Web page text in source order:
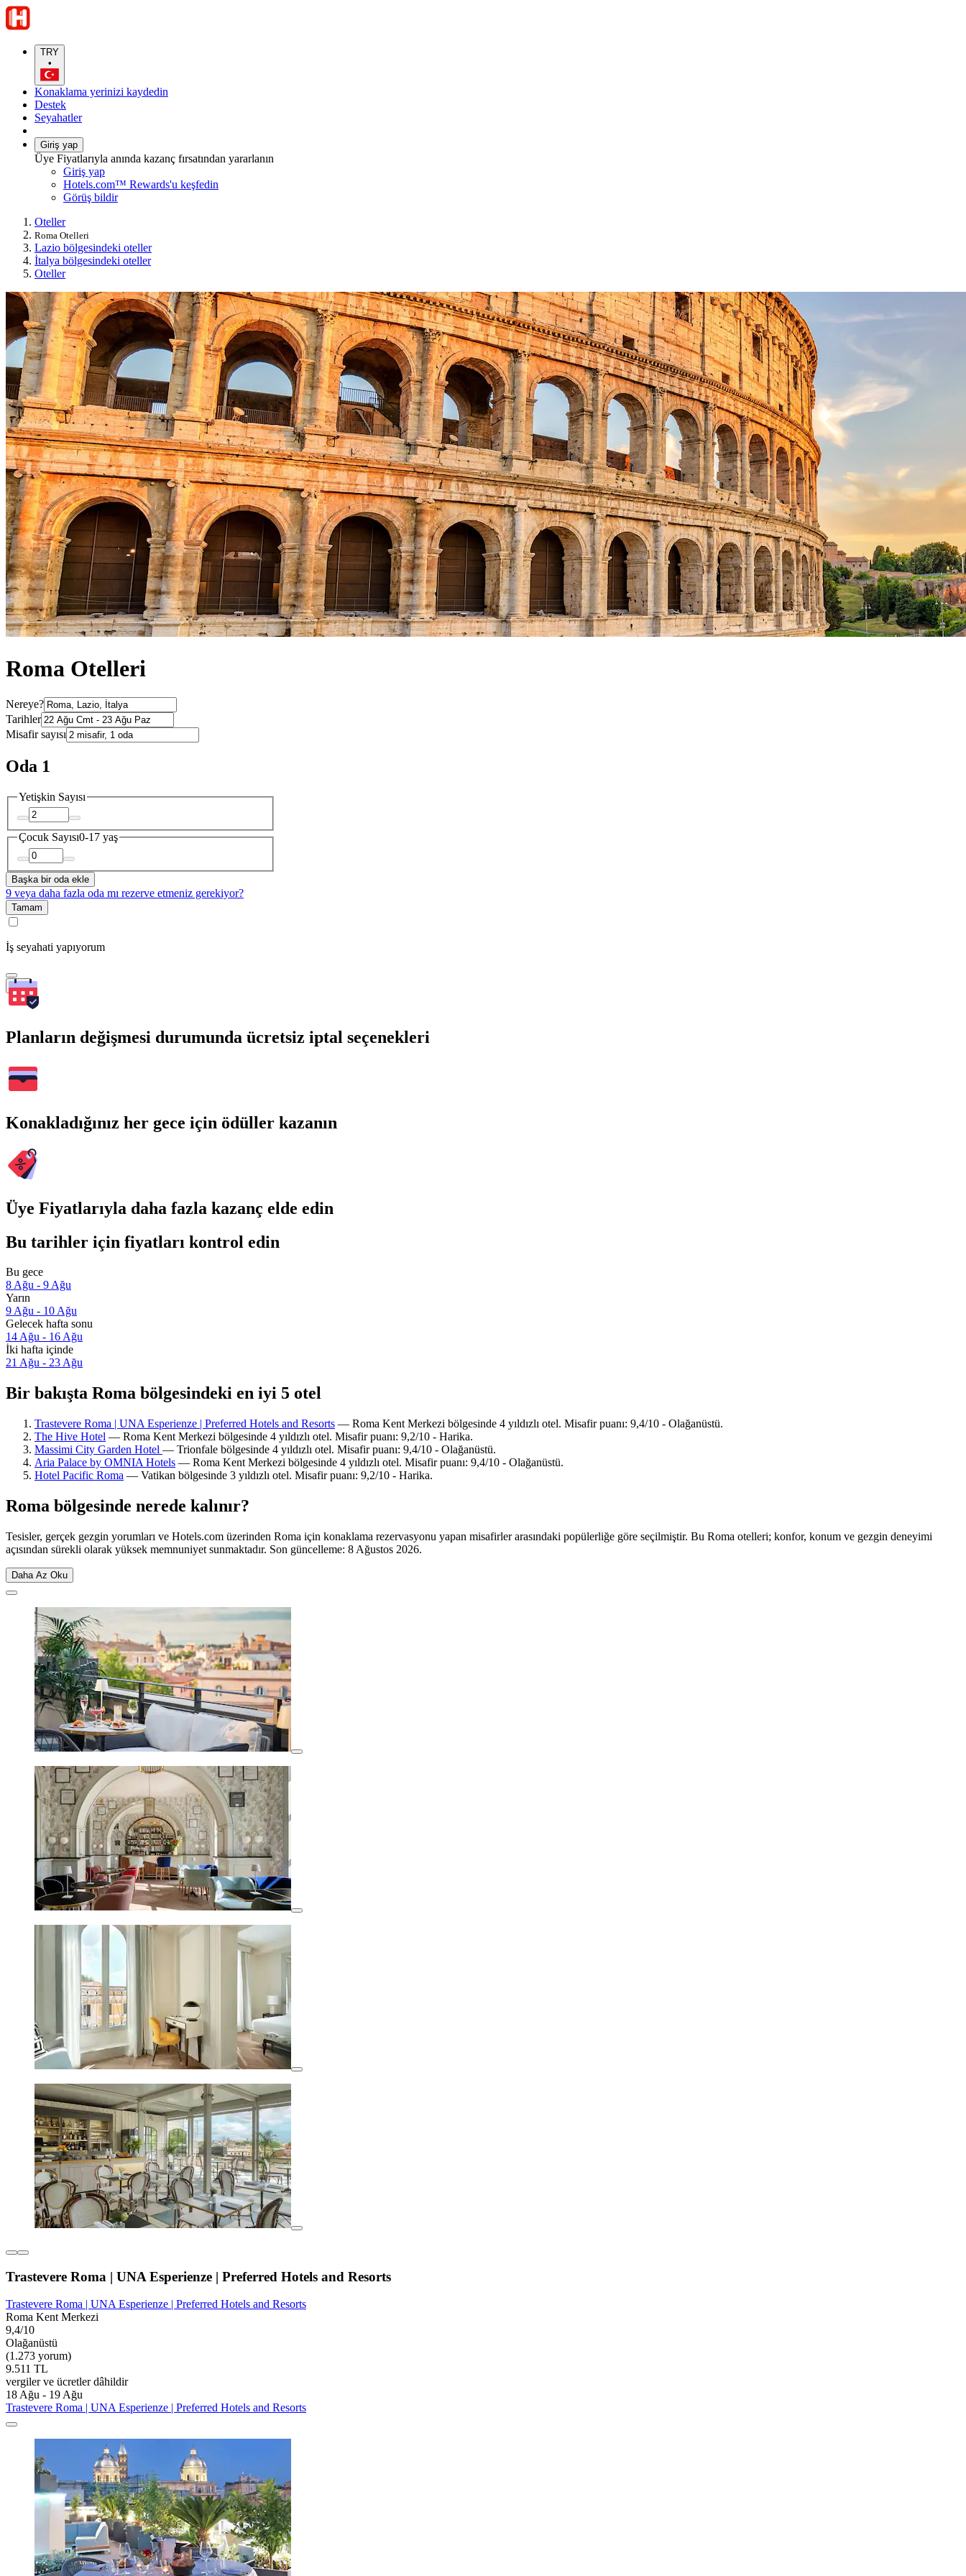
TRY
•
Konaklama yerinizi kaydedin
Destek
Seyahatler
Giriş yap
Üye Fiyatlarıyla anında kazanç fırsatından yararlanın
Giriş yap
Hotels.com™ Rewards'u keşfedin
Görüş bildir
Oteller
Roma Otelleri
Lazio bölgesindeki oteller
İtalya bölgesindeki oteller
Oteller
Roma Otelleri
Nereye?
Tarihler
Misafir sayısı
Oda 1
Yetişkin Sayısı
Çocuk Sayısı0-17 yaş
Başka bir oda ekle
9 veya daha fazla oda mı rezerve etmeniz gerekiyor?
Tamam
İş seyahati yapıyorum
Ara
Planların değişmesi durumunda ücretsiz iptal seçenekleri
Konakladığınız her gece için ödüller kazanın
Üye Fiyatlarıyla daha fazla kazanç elde edin
Bu tarihler için fiyatları kontrol edin
Bu gece
8 Ağu - 9 Ağu
Yarın
9 Ağu - 10 Ağu
Gelecek hafta sonu
14 Ağu - 16 Ağu
İki hafta içinde
21 Ağu - 23 Ağu
Bir bakışta Roma bölgesindeki en iyi 5 otel
Trastevere Roma | UNA Esperienze | Preferred Hotels and Resorts — Roma Kent Merkezi bölgesinde 4 yıldızlı otel. Misafir puanı: 9,4/10 - Olağanüstü.
The Hive Hotel — Roma Kent Merkezi bölgesinde 4 yıldızlı otel. Misafir puanı: 9,2/10 - Harika.
Massimi City Garden Hotel — Trionfale bölgesinde 4 yıldızlı otel. Misafir puanı: 9,4/10 - Olağanüstü.
Aria Palace by OMNIA Hotels — Roma Kent Merkezi bölgesinde 4 yıldızlı otel. Misafir puanı: 9,4/10 - Olağanüstü.
Hotel Pacific Roma — Vatikan bölgesinde 3 yıldızlı otel. Misafir puanı: 9,2/10 - Harika.
Roma bölgesinde nerede kalınır?
Tesisler, gerçek gezgin yorumları ve Hotels.com üzerinden Roma için konaklama rezervasyonu yapan misafirler arasındaki popülerliğe göre seçilmiştir. Bu Roma otelleri; konfor, konum ve gezgin deneyimi
açısından sürekli olarak yüksek memnuniyet sunmaktadır. Son güncelleme: 8 Ağustos 2026.
Daha Az Oku
Trastevere Roma | UNA Esperienze | Preferred Hotels and Resorts
Trastevere Roma | UNA Esperienze | Preferred Hotels and Resorts
Roma Kent Merkezi
9,4/10
Olağanüstü
(1.273 yorum)
9.511 TL
vergiler ve ücretler dâhildir
18 Ağu - 19 Ağu
Trastevere Roma | UNA Esperienze | Preferred Hotels and Resorts